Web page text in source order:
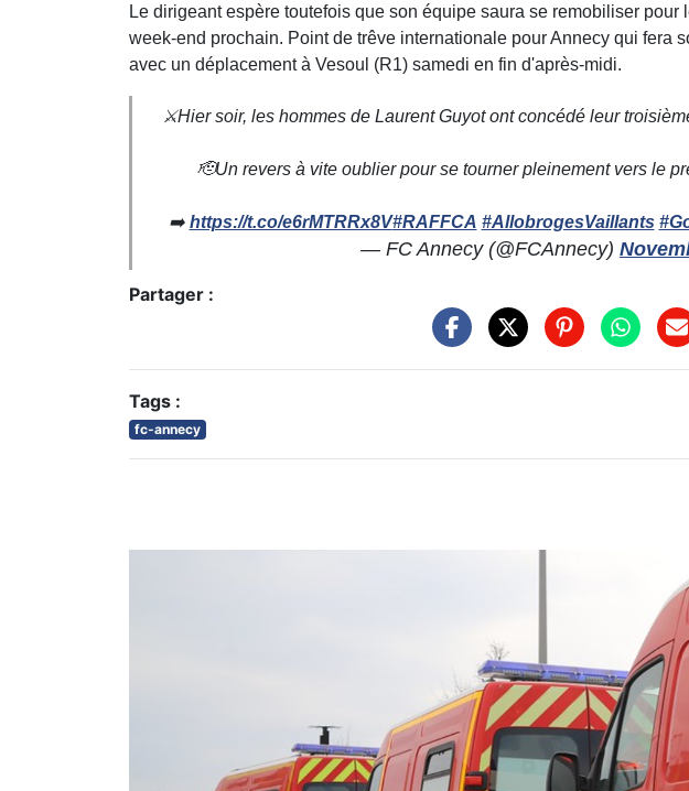
Le dirigeant espère toutefois que son équipe saura se remobiliser pour
week-end prochain. Point de trêve internationale pour Annecy qui fera
avec un déplacement à Vesoul (R1) samedi en fin d'après-midi.
⚔️Hier soir, les hommes de Laurent Guyot ont concédé leur
🫡Un revers à vite oublier pour se tourner pleinement vers le
➡️ https://t.co/e6rMTRRx8V#RAFFCA #AllobrogesVaillants
— FC Annecy (@FCAnnecy)
Partager :
Tags :
fc-annecy